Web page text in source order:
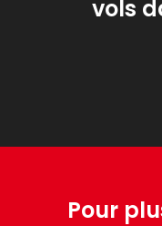
vols
Pour